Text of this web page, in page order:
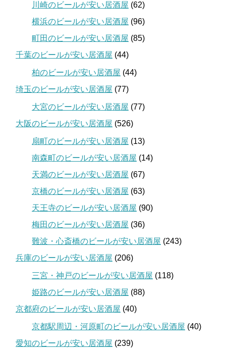
川崎のビールが安い居酒屋 (62)
横浜のビールが安い居酒屋 (96)
町田のビールが安い居酒屋 (85)
千葉のビールが安い居酒屋 (44)
柏のビールが安い居酒屋 (44)
埼玉のビールが安い居酒屋 (77)
大宮のビールが安い居酒屋 (77)
大阪のビールが安い居酒屋 (526)
扇町のビールが安い居酒屋 (13)
南森町のビールが安い居酒屋 (14)
天満のビールが安い居酒屋 (67)
京橋のビールが安い居酒屋 (63)
天王寺のビールが安い居酒屋 (90)
梅田のビールが安い居酒屋 (36)
難波・心斎橋のビールが安い居酒屋 (243)
兵庫のビールが安い居酒屋 (206)
三宮・神戸のビールが安い居酒屋 (118)
姫路のビールが安い居酒屋 (88)
京都府のビールが安い居酒屋 (40)
京都駅周辺・河原町のビールが安い居酒屋 (40)
愛知のビールが安い居酒屋 (239)